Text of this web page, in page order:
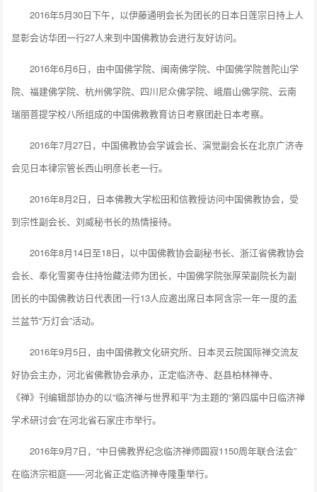
2016年5月30日下午，以伊藤通明会长为团长的日本日莲宗日持上人
显彰会访华团一行27人来到中国佛教协会进行友好访问。
2016年6月6日，由中国佛学院、闽南佛学院、中国佛学院普陀山学
院、福建佛学院、杭州佛学院、四川尼众佛学院、峨眉山佛学院、云南
瑞丽菩提学校八所组成的中国佛教教育访日考察团赴日本考察。
2016年7月27日，中国佛教协会学诚会长、演觉副会长在北京广济寺
会见日本律宗管长西山明彦长老一行。
2016年8月2日，日本佛教大学松田和信教授访问中国佛教协会，受
到宗性副会长、刘威秘书长的热情接待。
2016年8月14日至18日，以中国佛教协会副秘书长、浙江省佛教协会
会长、奉化雪窦寺住持怡藏法师为团长，中国佛学院张厚荣副院长为副
团长的中国佛教访日代表团一行13人应邀出席日本阿含宗一年一度的盂
兰盆节“万灯会”活动。
2016年9月5日，由中国佛教文化研究所、日本灵云院国际禅交流友
好协会主办，河北省佛教协会承办，正定临济寺、赵县柏林禅寺、
《禅》刊编辑部协办的以“临济禅与世界和平”为主题的“第四届中日临济禅
学术研讨会”在河北省石家庄市举行。
2016年9月7日，“中日佛教界纪念临济禅师圆寂1150周年联合法会”
在临济宗祖庭——河北省正定临济禅寺隆重举行。